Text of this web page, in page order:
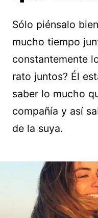
Sólo piénsalo
mucho tiempo
constantemente
rato juntos? Él
saber lo mucho
compañía y así
de la suya.